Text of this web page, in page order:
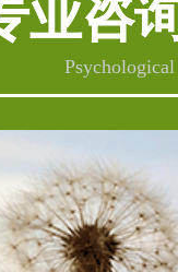
业咨